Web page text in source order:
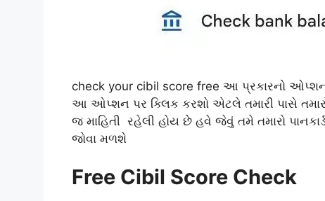
check your cibil score free આ પ્રકારનો
આ ઓપ્શન પર ક્લિક કરશો એટલે તમારી પાસે
જ માહિતી રહેલી હોય છે હવે જેવું તમે તમારો
જોવા મળશે
Free Cibil Score Check